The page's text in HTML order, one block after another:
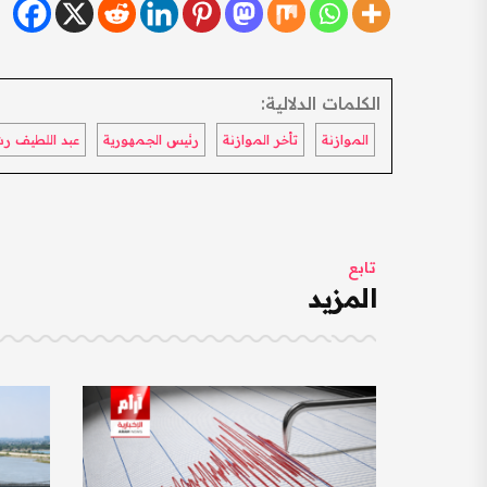
الكلمات الدلالية:
الموازنة تأخر الموازنة رئيس الجمهورية عبد اللطيف
تابع
المزيد